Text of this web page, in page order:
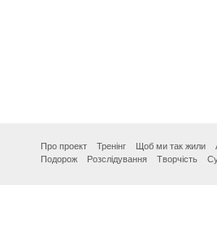
Про проект Тренінг Щоб ми так жили
Подорож
Розслідування Творчість